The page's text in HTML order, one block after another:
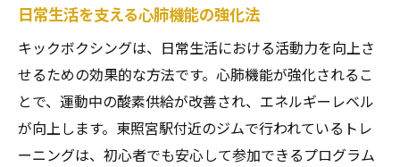
日常生活を支える心肺機能の強化法
キックボクシングは、日常生活における活動力を向上さ
せるための効果的な方法です。心肺機能が強化されるこ
とで、運動中の酸素供給が改善され、エネルギーレベル
が向上します。東照宮駅付近のジムで行われているトレ
ーニングは、初心者でも安心して参加できるプログラム